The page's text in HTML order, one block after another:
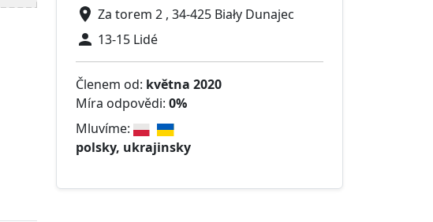
Za torem 2 , 34-425 Biały Dunajec
13-15 Lidé
Členem od: května 2020
Míra odpovědi: 0%
Mluvíme:
polsky, ukrajinsky